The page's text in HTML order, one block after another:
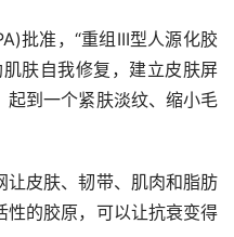
批准，“重组III型人源化胶
肤自我修复，建立皮肤屏
起到一个紧肤淡纹、缩小毛
让皮肤、韧带、肌肉和脂肪
性的胶原，可以让抗衰变得